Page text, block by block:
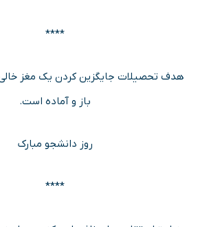
****
هدف تحصیلات جایگزین کردن یک مغز
باز و آماده است.
روز دانشجو مبارک
****